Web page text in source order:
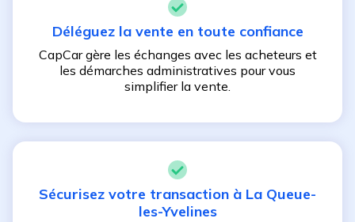
Déléguez la vente en toute confiance
CapCar gère les échanges avec les acheteurs et
les démarches administratives pour vous
simplifier la vente.
Sécurisez votre transaction à La Queue-
les-Yvelines